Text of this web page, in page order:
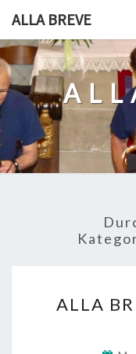
content
ALLA BREVE
ALLA